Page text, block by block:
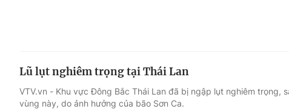
Lũ lụt nghiêm trọng tại Thái Lan
VTV.vn - Khu vực Đông Bắc Thái Lan đã bị ngập lụt nghiêm trọng,
vùng này, do ảnh hưởng của bão Sơn Ca.